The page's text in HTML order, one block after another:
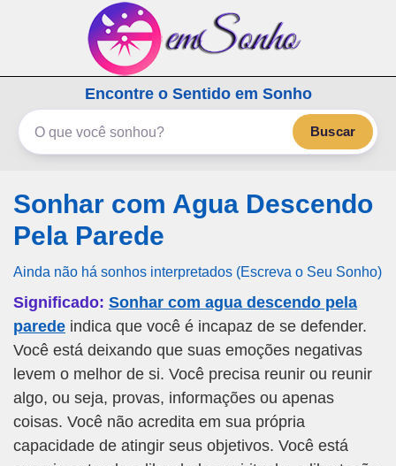
emSonho.com
Os sonhos significam mais
Encontre o Sentido em Sonho
Buscar
Sonhar com Agua Descendo
Pela Parede
Ainda não há sonhos interpretados (Escreva o Seu Sonho)
Significado: Sonhar com agua descendo pela
parede indica que você é incapaz de se defender.
Você está deixando que suas emoções negativas
levem o melhor de si. Você precisa reunir ou reunir
algo, ou seja, provas, informações ou apenas
coisas. Você não acredita em sua própria
capacidade de atingir seus objetivos. Você está